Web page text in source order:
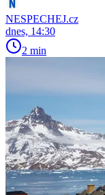
NESPECHEJ.cz
dnes, 14:30
2 min